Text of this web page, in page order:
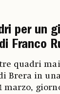
per un
Franco
quadri
Brera in
marzo,